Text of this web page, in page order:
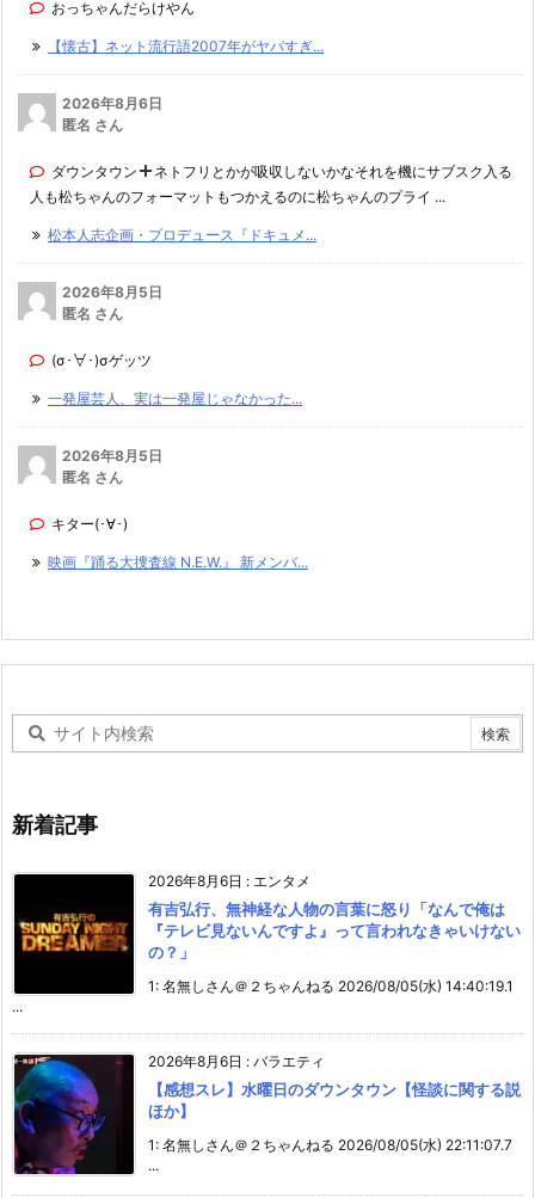
おっちゃんだらけやん
【懐古】ネット流行語2007年がヤバすぎ...
2026年8月6日
匿名 さん
ダウンタウン
ネトフリとかが吸収しないかなそれを機にサブスク入る
人も松ちゃんのフォーマットもつかえるのに松ちゃんのプライ ...
松本人志企画・プロデュース『ドキュメ...
2026年8月5日
匿名 さん
(σ･∀･)σゲッツ
一発屋芸人、実は一発屋じゃなかった...
2026年8月5日
匿名 さん
キター(･∀･)
映画『踊る大捜査線 N.E.W.』 新メンバ...
新着記事
2026年8月6日 : エンタメ
有吉弘行、無神経な人物の言葉に怒り「なんで俺は
『テレビ見ないんですよ』って言われなきゃいけない
の？」
1: 名無しさん＠２ちゃんねる 2026/08/05(水) 14:40:19.1
...
2026年8月6日 : バラエティ
【感想スレ】水曜日のダウンタウン【怪談に関する説
ほか】
1: 名無しさん＠２ちゃんねる 2026/08/05(水) 22:11:07.7
...